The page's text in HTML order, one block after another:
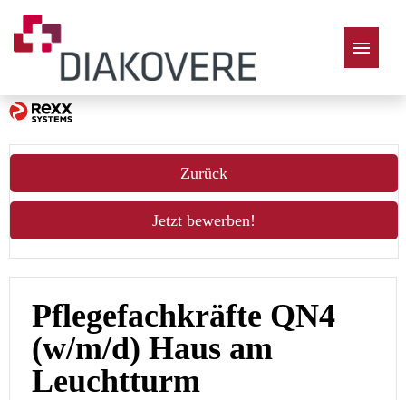
Deutsch
Zurück
Jetzt bewerben!
Pflegefachkräfte QN4
(w/m/d) Haus am
Leuchtturm